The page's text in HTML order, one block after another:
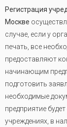
Регистрация
Москве
случае, если у
печать, все
предоставляют
начинающим
подготовить
необходимые
предприятие
учреждениях, в